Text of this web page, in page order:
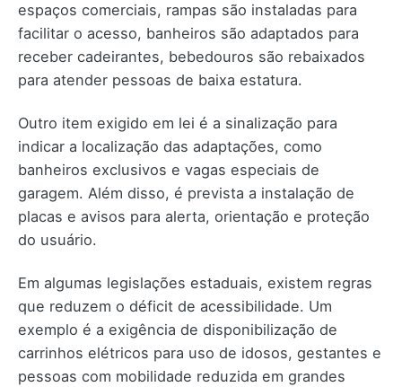
espaços comerciais, rampas são instaladas para
facilitar o acesso, banheiros são adaptados para
receber cadeirantes, bebedouros são rebaixados
para atender pessoas de baixa estatura.
Outro item exigido em lei é a sinalização para
indicar a localização das adaptações, como
banheiros exclusivos e vagas especiais de
garagem. Além disso, é prevista a instalação de
placas e avisos para alerta, orientação e proteção
do usuário.
Em algumas legislações estaduais, existem regras
que reduzem o déficit de acessibilidade. Um
exemplo é a exigência de disponibilização de
carrinhos elétricos para uso de idosos, gestantes e
pessoas com mobilidade reduzida em grandes